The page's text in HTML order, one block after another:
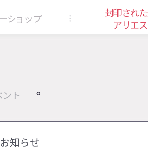
ショップ
封印され
アリエ
ト
知らせ